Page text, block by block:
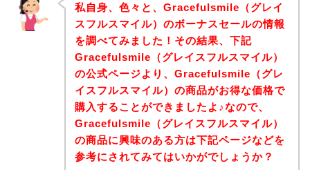
私自身、色々と、Gracefulsmile（グレイ
スフルスマイル）のボーナスセールの情報
を調べてみました！その結果、下記
Gracefulsmile（グレイスフルスマイル）
の公式ページより、Gracefulsmile（グレ
イスフルスマイル）の商品がお得な価格で
購入することができましたよ♪なので、
Gracefulsmile（グレイスフルスマイル）
の商品に興味のある方は下記ページなどを
参考にされてみてはいかがでしょうか？